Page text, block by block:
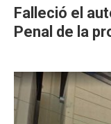
Falleció el
Penal de la